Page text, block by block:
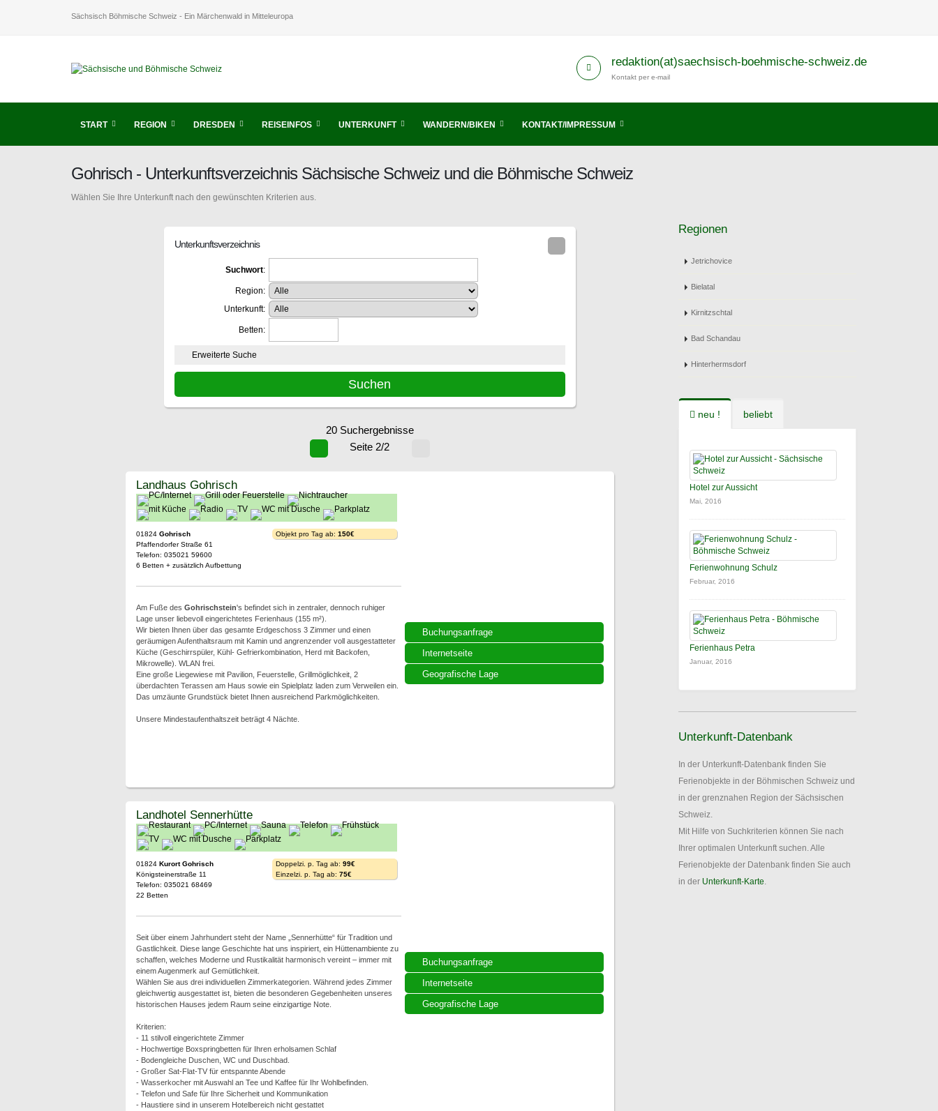
Sächsisch Böhmische Schweiz - Ein Märchenwald in Mitteleuropa
redaktion(at)saechsisch-boehmische-schweiz.de
Kontakt per e-mail
START REGION DRESDEN REISEINFOS UNTERKUNFT WANDERN/BIKEN KONTAKT/IMPRESSUM
Gohrisch - Unterkunftsverzeichnis Sächsische Schweiz und die Böhmische Schweiz
Wählen Sie Ihre Unterkunft nach den gewünschten Kriterien aus.
Unterkunftsverzeichnis
Suchwort:
Region:
Unterkunft:
Betten:
Erweiterte Suche
20 Suchergebnisse
Seite 2/2
Buchungsanfrage
Internetseite
Geografische Lage
Landhaus Gohrisch
01824 Gohrisch
Pfaffendorfer Straße 61
Telefon: 035021 59600
6 Betten + zusätzlich Aufbettung
Objekt pro Tag ab: 150€
Am Fuße des Gohrischstein's befindet sich in zentraler, dennoch ruhiger
Lage unser liebevoll eingerichtetes Ferienhaus (155 m²).
Wir bieten Ihnen über das gesamte Erdgeschoss 3 Zimmer und einen
geräumigen Aufenthaltsraum mit Kamin und angrenzender voll ausgestatteter
Küche (Geschirrspüler, Kühl- Gefrierkombination, Herd mit Backofen,
Mikrowelle). WLAN frei.
Eine große Liegewiese mit Pavilion, Feuerstelle, Grillmöglichkeit, 2
überdachten Terassen am Haus sowie ein Spielplatz laden zum Verweilen ein.
Das umzäunte Grundstück bietet Ihnen ausreichend Parkmöglichkeiten.
Unsere Mindestaufenthaltszeit beträgt 4 Nächte.
Buchungsanfrage
Internetseite
Geografische Lage
Landhotel Sennerhütte
01824 Kurort Gohrisch
Königsteinerstraße 11
Telefon: 035021 68469
22 Betten
Doppelzi. p. Tag ab: 99€
Einzelzi. p. Tag ab: 75€
Seit über einem Jahrhundert steht der Name „Sennerhütte“ für Tradition und
Gastlichkeit. Diese lange Geschichte hat uns inspiriert, ein Hüttenambiente zu
schaffen, welches Moderne und Rustikalität harmonisch vereint – immer mit
einem Augenmerk auf Gemütlichkeit.
Wählen Sie aus drei individuellen Zimmerkategorien. Während jedes Zimmer
gleichwertig ausgestattet ist, bieten die besonderen Gegebenheiten unseres
historischen Hauses jedem Raum seine einzigartige Note.
Kriterien:
- 11 stilvoll eingerichtete Zimmer
- Hochwertige Boxspringbetten für Ihren erholsamen Schlaf
- Bodengleiche Duschen, WC und Duschbad.
- Großer Sat-Flat-TV für entspannte Abende
- Wasserkocher mit Auswahl an Tee und Kaffee für Ihr Wohlbefinden.
- Telefon und Safe für Ihre Sicherheit und Kommunikation
- Haustiere sind in unserem Hotelbereich nicht gestattet
Regionen
Jetrichovice
Bielatal
Kirnitzschtal
Bad Schandau
Hinterhermsdorf
neu ! beliebt
Hotel zur Aussicht
Mai, 2016
Ferienwohnung Schulz
Februar, 2016
Ferienhaus Petra
Januar, 2016
Unterkunft-Datenbank
In der Unterkunft-Datenbank finden Sie
Ferienobjekte in der Böhmischen Schweiz und
in der grenznahen Region der Sächsischen
Schweiz.
Mit Hilfe von Suchkriterien können Sie nach
Ihrer optimalen Unterkunft suchen. Alle
Ferienobjekte der Datenbank finden Sie auch
in der Unterkunft-Karte.